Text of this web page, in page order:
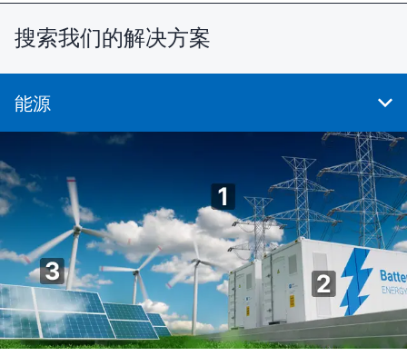
搜索我们的解决方案
能源